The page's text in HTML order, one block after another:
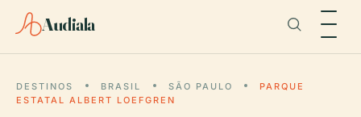
Audiala
DESTINOS BRASIL SÃO PAULO
PARQUE
ESTATAL ALBERT LOEFGREN